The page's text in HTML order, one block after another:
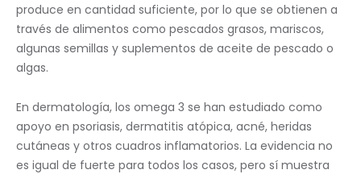
produce en cantidad suficiente, por lo que se obtienen a
través de alimentos como pescados grasos, mariscos,
algunas semillas y suplementos de aceite de pescado o
algas.
En dermatología, los omega 3 se han estudiado como
apoyo en psoriasis, dermatitis atópica, acné, heridas
cutáneas y otros cuadros inflamatorios. La evidencia no
es igual de fuerte para todos los casos, pero sí muestra